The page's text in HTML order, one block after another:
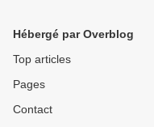
Hébergé par Overblog
Top articles
Pages
Contact